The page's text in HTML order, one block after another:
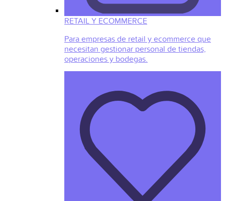
RETAIL Y ECOMMERCE
Para empresas de retail y ecommerce que
necesitan gestionar personal de tiendas,
operaciones y bodegas.